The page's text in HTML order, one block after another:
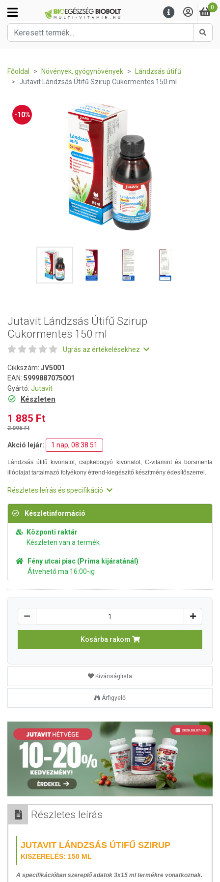
0
Főoldal Növények, gyógynövények
Lándzsás útifű
Jutavit Lándzsás Útifű Szirup Cukormentes 150 ml
-10%
Jutavit Lándzsás Útifű Szirup
Cukormentes 150 ml
Ugrás az értékelésekhez
Cikkszám: JV5001
EAN: 5999887075001
Gyártó: Jutavit
Készleten
1 885 Ft
2 095 Ft
Akció lejár: 1 nap, 08:38:50
Lándzsás útifű kivonatot, csipkebogyó kivonatot, C-vitamint és borsmenta
illóolajat tartalmazó folyékony étrend-kiegészítő készítmény édesítőszerrel.
Részletes leírás és specifikáció
Készletinformáció
Központi raktár
Készleten van a termék
Fény utcai piac (Príma kijáratánál)
Átvehető ma 16:00-ig
Kosárba rakom
Kívánságlista
Árfigyelő
Részletes leírás
JUTAVIT LÁNDZSÁS ÚTIFŰ SZIRUP
KISZERELÉS: 150 ML
A specifikációban szereplő adatok 3x15 ml termékre vonatkoznak.